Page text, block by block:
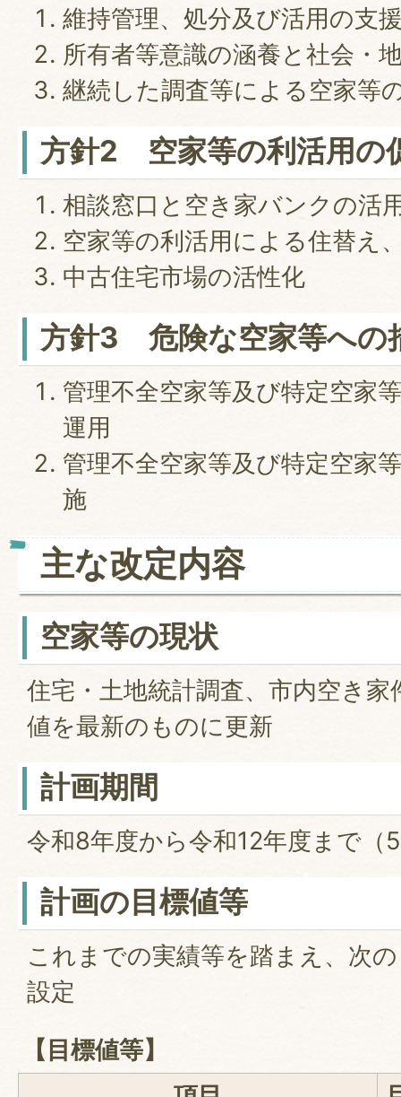
維持管理、処分及び活用の支
所有者等意識の涵養と社会・
継続した調査等による空家等
方針2 空家等の利活用の
相談窓口と空き家バンクの活
空家等の利活用による住替え
中古住宅市場の活性化
方針3 危険な空家等への
管理不全空家等及び特定空家
運用
管理不全空家等及び特定空家
施
主な改定内容
空家等の現状
住宅・土地統計調査、市内空き
値を最新のものに更新
計画期間
令和8年度から令和12年度まで（
計画の目標値等
これまでの実績等を踏まえ、次
設定
【目標値等】